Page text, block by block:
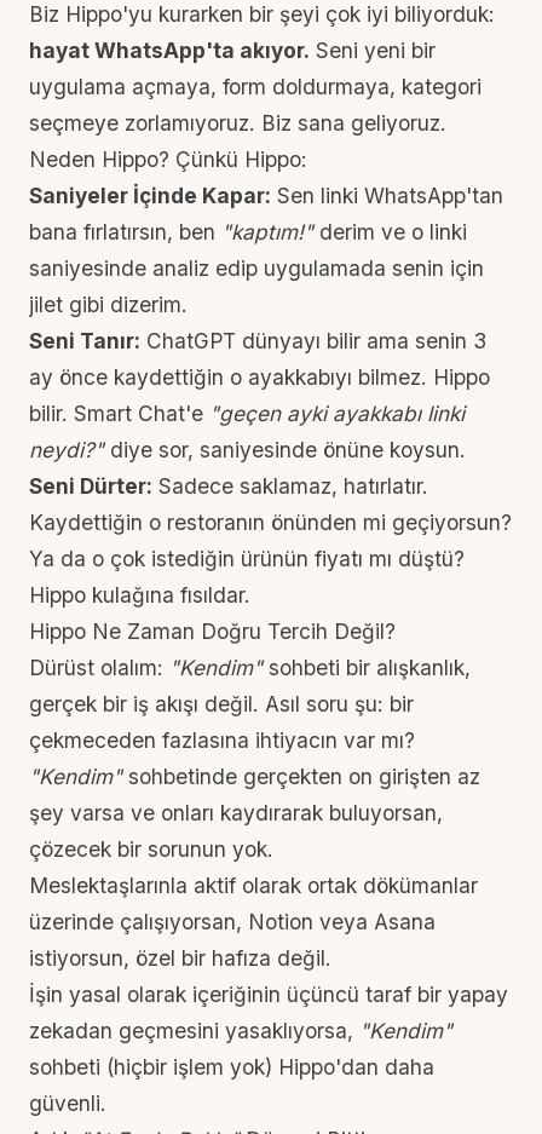
Biz Hippo'yu kurarken bir şeyi çok iyi biliyorduk:
hayat WhatsApp'ta akıyor. Seni yeni bir
uygulama açmaya, form doldurmaya, kategori
seçmeye zorlamıyoruz. Biz sana geliyoruz.
Neden Hippo? Çünkü Hippo:
Saniyeler İçinde Kapar: Sen linki WhatsApp'tan
bana fırlatırsın, ben "kaptım!"derim ve o linki
saniyesinde analiz edip uygulamada senin için
jilet gibi dizerim.
Seni Tanır: ChatGPT dünyayı bilir ama senin 3
ay önce kaydettiğin o ayakkabıyı bilmez. Hippo
bilir. Smart Chat'e "geçen ayki ayakkabı linki
neydi?"diye sor, saniyesinde önüne koysun.
Seni Dürter: Sadece saklamaz, hatırlatır.
Kaydettiğin o restoranın önünden mi geçiyorsun?
Ya da o çok istediğin ürünün fiyatı mı düştü?
Hippo kulağına fısıldar.
Hippo Ne Zaman Doğru Tercih Değil?
Dürüst olalım: "Kendim"sohbeti bir alışkanlık,
gerçek bir iş akışı değil. Asıl soru şu: bir
çekmeceden fazlasına ihtiyacın var mı?
"Kendim"sohbetinde gerçekten on girişten az
şey varsa ve onları kaydırarak buluyorsan,
çözecek bir sorunun yok.
Meslektaşlarınla aktif olarak ortak dökümanlar
üzerinde çalışıyorsan, Notion veya Asana
istiyorsun, özel bir hafıza değil.
İşin yasal olarak içeriğinin üçüncü taraf bir yapay
zekadan geçmesini yasaklıyorsa, "Kendim"
sohbeti (hiçbir işlem yok) Hippo'dan daha
güvenli.